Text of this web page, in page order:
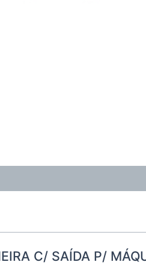
C/ SAÍDA P/